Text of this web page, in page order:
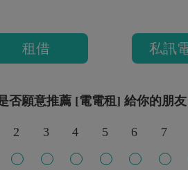
租借 私訊
否願意推薦 [電電租] 給你的朋友
2 3 4 5 6 7